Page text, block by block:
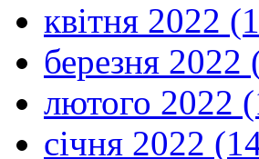
квітня 2022
березня 2022
лютого 2022
січня 2022